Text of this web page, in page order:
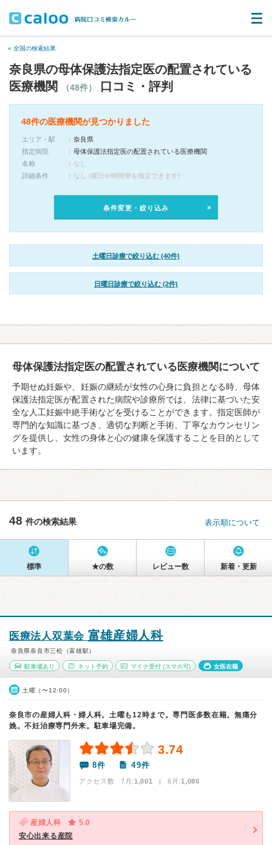
« 全国の検索結果
奈良県の母体保護法指定医の配置されている
医療機関
（48件） 口コミ・評判
48件の医療機関が見つかりました
エリア・駅
奈良県
指定病院
母体保護法指定医の配置されている医療機関
名称
なし
詳細条件
なし (曜日や時間帯を指定できます)
条件変更・絞り込み
土曜日診療で絞り込む (40件)
日曜日診療で絞り込む (2件)
母体保護法指定医の配置されている医療機関について
予期せぬ妊娠や、妊娠の継続が女性の心身に負担となる時、母体
保護法指定医が配置された病院や診療所では、法律に基づいた安
全な人工妊娠中絶手術などを受けることができます。指定医師が
専門的な知識に基づき、適切な判断と手術、丁寧なカウンセリン
グを提供し、女性の身体と心の健康を保護することを目的として
います。
48 件の検索結果 表示順について
標準 ★の数 レビュー数 新着・更新
医療法人双葉会 富雄産婦人科
奈良県奈良市三松（富雄駅）
駐車場あり ネット予約 マイナ受付 (スマホ可) 女医在籍
土曜（〜12:00）
奈良市の産婦人科・婦人科。土曜も12時まで。専門医多数在籍。無痛分
娩。不妊治療専門外来。駐車場完備。
3.74
8件 49件
アクセス数 7月:1,001 | 6月:1,080
産婦人科
5.0
安心出来る産院